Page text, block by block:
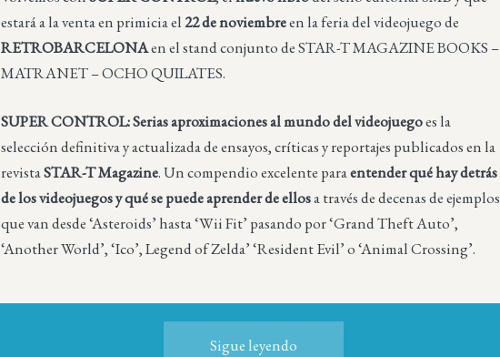
estará a la venta en primicia el22 de noviembreen la feria del videojuego de
RETROBARCELONAen el stand conjunto de STAR-T MAGAZINE BOOKS –
MATRANET – OCHO QUILATES.
SUPER CONTROL: Serias aproximaciones al mundo del videojuegoes la
selección definitiva y actualizada de ensayos, críticas y reportajes publicados en la
revistaSTAR-T Magazine. Un compendio excelente paraentender qué hay detrás
de los videojuegos y qué se puede aprender de ellosa través de decenas de ejemplos
que van desde ‘Asteroids’ hasta ‘Wii Fit’ pasando por ‘Grand Theft Auto’,
‘Another World’, ‘Ico’, Legend of Zelda’ ‘Resident Evil’ o ‘Animal Crossing’.
Sigue leyendo
Más sobre este libro